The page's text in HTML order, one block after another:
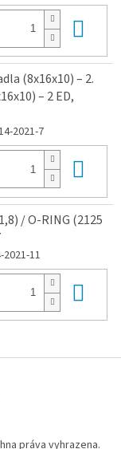
(8x16x10) – 2.
– 2 ED,
2021-7
/ O-RING (2125
2021-11
práva vyhrazena.